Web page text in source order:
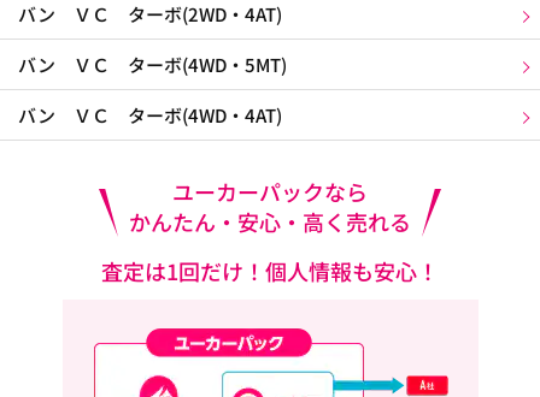
バン ＶＣ ターボ(2WD・4AT)
バン ＶＣ ターボ(4WD・5MT)
バン ＶＣ ターボ(4WD・4AT)
ユーカーパックなら
かんたん・安心・高く売れる
査定は1回だけ！個人情報も安心！